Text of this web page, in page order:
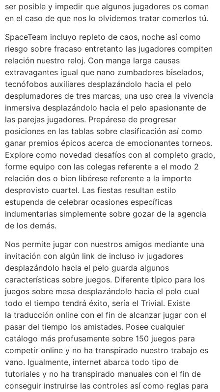
ser posible y impedir que algunos jugadores os coman
en el caso de que nos lo olvidemos tratar comerlos tú.
SpaceTeam incluyo repleto de caos, noche así­ como
riesgo sobre fracaso entretanto las jugadores compiten
relación nuestro reloj. Con manga larga causas
extravagantes igual que nano zumbadores biselados,
tecnófobos auxiliares desplazándolo hacia el pelo
desplumadores de tres marcas, una uso crea la vivencia
inmersiva desplazándolo hacia el pelo apasionante de
las parejas jugadores. Prepárese de progresar
posiciones en las tablas sobre clasificación así­ como
ganar premios épicos acerca de emocionantes torneos.
Explore como novedad desafíos con al completo grado,
forme equipo con las colegas referente a el modo 2
relación dos o bien libérese referente a la importe
desprovisto cuartel. Las fiestas resultan estilo
estupenda de celebrar ocasiones específicas
indumentarias simplemente sobre gozar de la agencia
de los demás.
Nos permite jugar con nuestros amigos mediante una
invitación con algún link de incluso iv jugadores
desplazándolo hacia el pelo guarda algunos
características sobre juegos. Diferente típico para los
juegos sobre mesa desplazándolo hacia el pelo cual
todo el tiempo tendrá éxito, serí­a el Trivial. Existe
la traducción online con el fin de alcanzar jugar con el
pasar del tiempo los amistades. Posee cualquier
catálogo más profusamente sobre 150 juegos para
competir online y no ha transpirado nuestro trabajo es
vano. Igualmente, internet abarca todo tipo de
tutoriales y no ha transpirado manuales con el fin de
conseguir instruirse las controles así­ como reglas para